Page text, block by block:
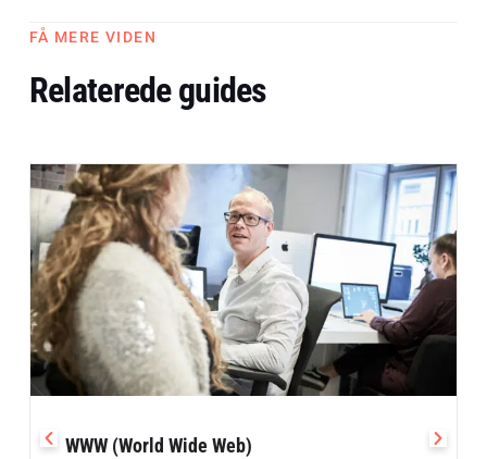
FÅ MERE VIDEN
Relaterede guides
WWW (World Wide Web)